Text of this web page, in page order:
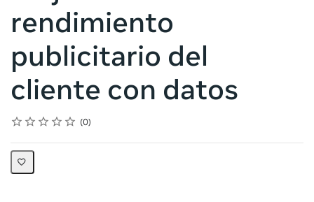
rendimiento
publicitario del
cliente con datos
Rating
1 star
2 stars
3 stars
4 stars
5 stars
Average rating: 0 0
No reviews